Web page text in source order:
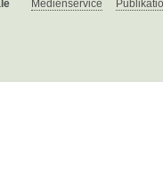
Medienservice